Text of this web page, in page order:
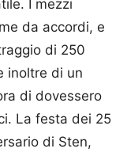
I mezzi
da accordi, e
di 250
inoltre di un
di dovessero
La festa dei 25
di Sten,